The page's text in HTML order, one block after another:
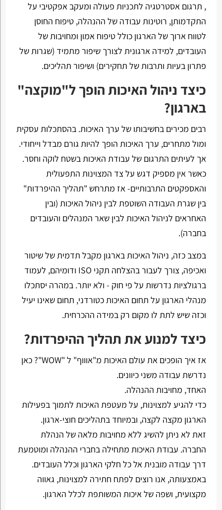
, תרגום אסטרטגיה לתכניות פעולה ומעקב אפקטיבי על
התקדמותן, רוטינות עבודה של ההנהלה, טיפוח החוסן
לטווח ארוך של הארגון כולל טיפוח אמון ומחויבות של
העובדים, למידה ארגונית לצורך שיפור מתמיד (שגרות של
פתרון בעיות ותרבות של תחקירים) ושיפור תהליכים.
כיצד ניהול האיכות הופך ל"מוקצה"
בארגון?
רבים מכירים בחשיבותו של ערך האיכות. בהסתכלות עסקית
ומול מתחרים, ערך האיכות הופך להיות גורם מבדל וייחודי.
אך לעיתים התרגום של עבודת האיכות בשטח לוקה וחסר.
כאשר אין מספיק דגש על צד המצוינות התפעולית
והאספקטים התרבותיים- אז מתרחש "תהליך ההיפרדות"
בין שגרת העבודה השוטפת לבין ניהול האיכות (ובין
האחראים לניהול האיכות לבין שאר המנהלים והעובדים
בחברה).
במצב כזה, ניהול האיכות בארגון מקבל תדמית של שיטור
ואכיפה, צורך לעבור בהצלחה תקני ISO ודומיהם, לעמוד
ברגולציות נדרשות על פי חוק - ולא יותר. במהרה יסתכלו
מנהלי הארגון על תחום האיכות כטורדני, תחום שאינו יעיל
וכזה שיש לתת לו מקום רק במידה ההכרחית.
כיצד למנוע את תהליך ההיפרדות?
אז איך הופכים את עולם האיכות מ"אוווף" ל "WOW"? כאן
נדרשת עבודה משני כיוונים.
האחד, מחויבות ההנהלה.
כדי להגיע למצוינות, על מעטפת האיכות לתמוך בפעילות
הארגון מקצה לקצה, ובמיוחד בתהליכים חוצי-ארגון.
זאת לא ניתן להשיג ללא מחויבות מלאה של הנהלת
החברה. עבודת האיכות מתחילה בחברי ההנהלה ומוטמעת
דרך עבודה מובנית אל כל חלקי הארגון וכלל העובדים.
באמצעותה, אנו רוצים לפתח חתירה למצוינות, גאווה
מקצועית, ושפה של איכות המשותפת לכלל הארגון.